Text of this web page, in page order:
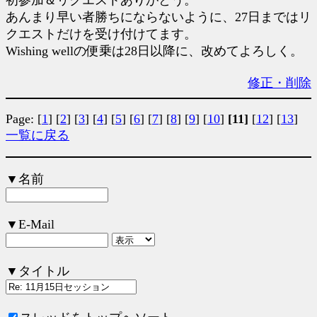
あんまり早い者勝ちにならないように、27日まではリ
クエストだけを受け付けてます。
Wishing wellの便乗は28日以降に、改めてよろしく。
修正・削除
Page: [1] [2] [3] [4] [5] [6] [7] [8] [9] [10] [11] [12] [13]
一覧に戻る
▼名前
▼E-Mail
▼タイトル